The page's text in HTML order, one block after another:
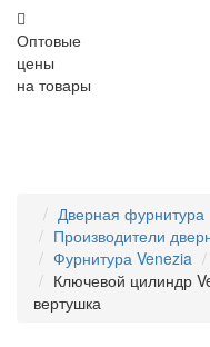
Оптовые
цены
на товары
Дверная фурнитура
Производители
Фурнитура Venezia
Ключевой цилиндр
вертушка